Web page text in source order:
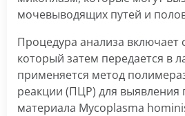
мочевыводящих путей и
Процедура анализа включает
который затем передается в
применяется метод
реакции (ПЦР) для выявления
материала Mycoplasma